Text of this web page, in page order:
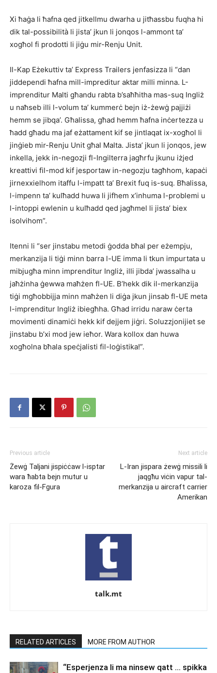
Xi ħaġa li ħafna qed jitkellmu dwarha u jitħassbu fuqha hi
dik tal-possibilità li jista’ jkun li jonqos l-ammont ta’
xogħol fi prodotti li jiġu mir-Renju Unit.
Il-Kap Eżekuttiv ta’ Express Trailers jenfasizza li “dan
jiddependi ħafna mill-impreditur aktar milli minna. L-
imprenditur Malti għandu rabta b’saħħitha mas-suq Ingliż
u naħseb illi l-volum ta’ kummerċ bejn iż-żewġ pajjiżi
hemm se jibqa’. Għalissa, għad hemm ħafna inċertezza u
ħadd għadu ma jaf eżattament kif se jintlaqat ix-xogħol li
jinġieb mir-Renju Unit għal Malta. Jista’ jkun li jonqos, jew
inkella, jekk in-negozji fl-Ingilterra jagħrfu jkunu iżjed
kreattivi fil-mod kif jesportaw in-negozju tagħhom, kapaċi
jirnexxielhom itaffu l-impatt ta’ Brexit fuq is-suq. Bħalissa,
l-impenn ta’ kulħadd huwa li jifhem x’inhuma l-problemi u
l-intoppi ewlenin u kulħadd qed jagħmel li jista’ biex
isolvihom”.
Itenni li “ser jinstabu metodi ġodda bħal per eżempju,
merkanzija li tiġi minn barra l-UE imma li tkun impurtata u
mibjugħa minn imprenditur Ingliż, illi jibda’ jwassalha u
jaħżinha ġewwa maħżen fl-UE. B’hekk dik il-merkanzija
tiġi mgħobbijja minn maħżen li diġa jkun jinsab fl-UE meta
l-imprenditur Ingliż ibiegħha. Għad irridu naraw ċerta
movimenti dinamiċi hekk kif dejjem jiġri. Soluzzjonijiet se
jinstabu b’xi mod jew ieħor. Wara kollox dan huwa
xogħolna bħala speċjalisti fil-loġistika!”.
Previous article
Żewġ Taljani jispiċċaw l-isptar
wara ħabta bejn mutur u
karoza fil-Fgura
Next article
L-Iran jispara żewġ missili li
jaqgħu viċin vapur tal-
merkanzija u aircraft carrier
Amerikan
talk.mt
RELATED ARTICLES MORE FROM AUTHOR
“Esperjenza li ma ninsew qatt … spikka